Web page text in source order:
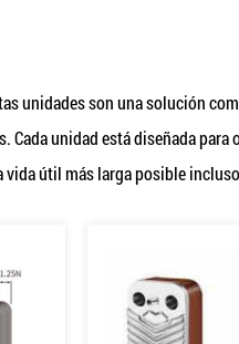
unidades son una solución
Cada unidad está diseñada
útil más larga posible